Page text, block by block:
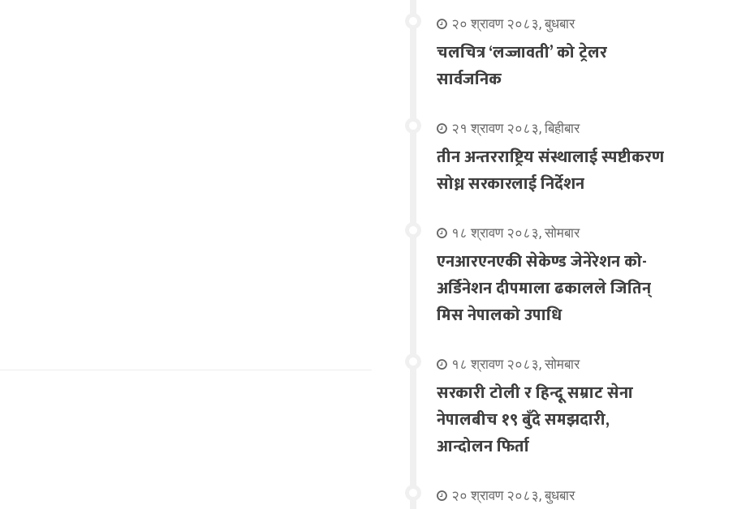
२० श्रावण २०८३, बुधबार
चलचित्र ‘लज्जावती’ को ट्रेलर
सार्वजनिक
२१ श्रावण २०८३, बिहीबार
तीन अन्तरराष्ट्रिय संस्थालाई स्पष्टीकरण
सोध्न सरकारलाई निर्देशन
१८ श्रावण २०८३, सोमबार
एनआरएनएकी सेकेण्ड जेनेरेशन को-
अर्डिनेशन दीपमाला ढकालले जितिन्
मिस नेपालको उपाधि
१८ श्रावण २०८३, सोमबार
सरकारी टोली र हिन्दू सम्राट सेना
नेपालबीच १९ बुँदे समझदारी,
आन्दोलन फिर्ता
२० श्रावण २०८३, बुधबार